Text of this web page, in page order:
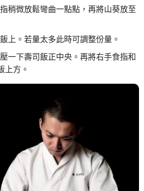
稍微放鬆彎曲一點點，再將山葵放至
上。若量太多此時可調整份量。
一下壽司飯正中央。再將右手食指和
上方。